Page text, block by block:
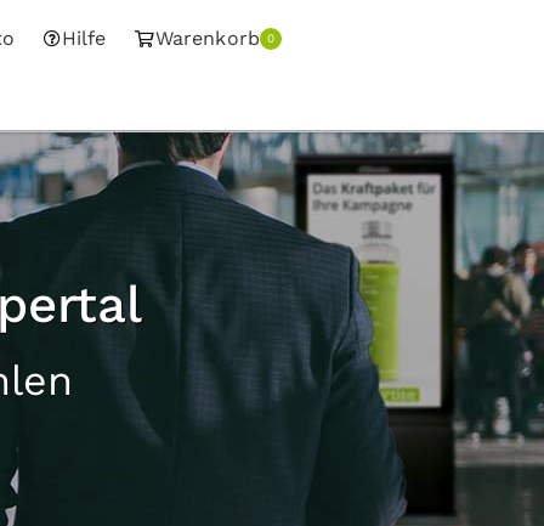
Hilfe Warenkorb 0